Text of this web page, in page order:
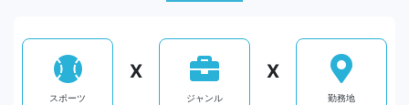
スポーツ
X
ジャンル
X
勤務地